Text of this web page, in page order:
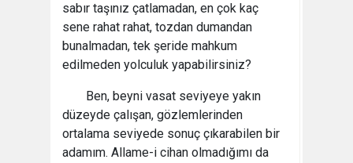
sabır taşınız çatlamadan, en çok kaç
sene rahat rahat, tozdan dumandan
bunalmadan, tek şeride mahkum
edilmeden yolculuk yapabilirsiniz?
Ben, beyni vasat seviyeye yakın
düzeyde çalışan, gözlemlerinden
ortalama seviyede sonuç çıkarabilen bir
adamım. Allame-i cihan olmadığımı da